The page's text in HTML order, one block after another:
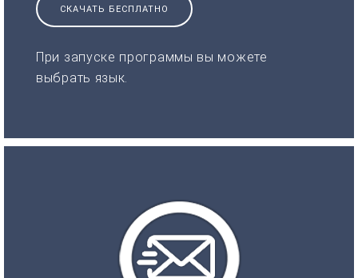
СКАЧАТЬ БЕСПЛАТНО
При запуске программы вы можете
выбрать язык.